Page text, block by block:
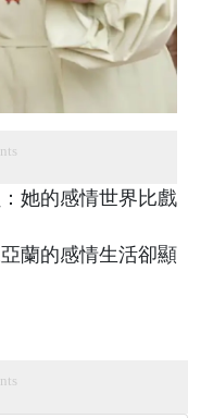
她的感情世界比戲
蘭的感情生活卻顯